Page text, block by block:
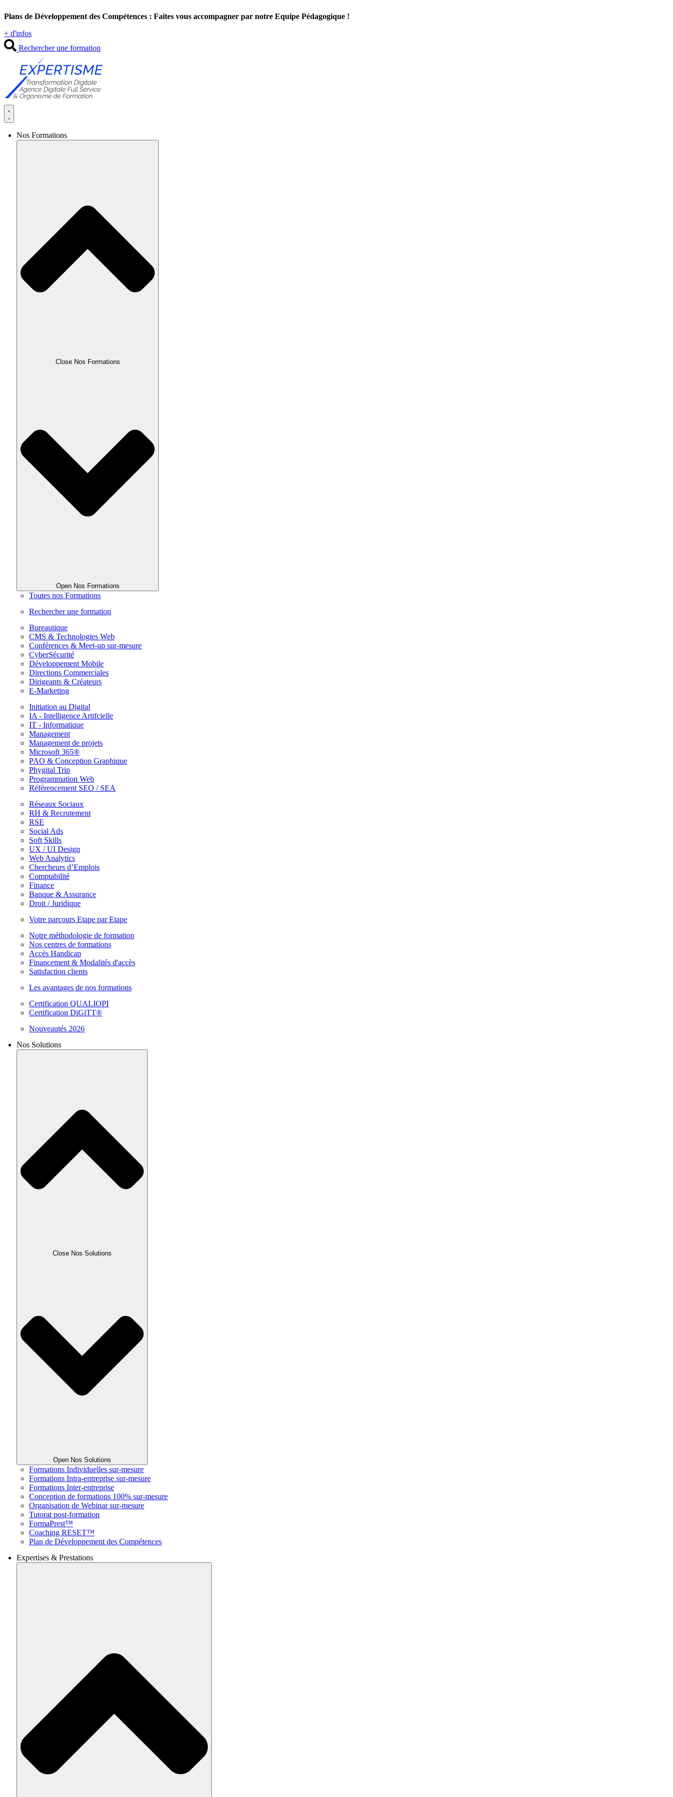
au
Plans de Développement des Compétences : Faites vous accompagner par notre Equipe Pédagogique !
+ d'infos
Rechercher une formation
Nos Formations
Close Nos Formations
Open Nos Formations
Toutes nos Formations
Rechercher une formation
Bureautique
CMS & Technologies Web
Conférences & Meet-up sur-mesure
CyberSécurité
Développement Mobile
Directions Commerciales
Dirigeants & Créateurs
E-Marketing
Initiation au Digital
IA - Intelligence Artifcielle
IT - Informatique
Management
Management de projets
Microsoft 365®
PAO & Conception Graphique
Phygital Trip
Programmation Web
Référencement SEO / SEA
Réseaux Sociaux
RH & Recrutement
RSE
Social Ads
Soft Skills
UX / UI Design
Web Analytics
Chercheurs d’Emplois
Comptabilité
Finance
Banque & Assurance
Droit / Juridique
Votre parcours Etape par Etape
Notre méthodologie de formation
Nos centres de formations
Accès Handicap
Financement & Modalités d'accès
Satisfaction clients
Les avantages de nos formations
Certification QUALIOPI
Certification DiGiTT®
Nouveautés 2026
Nos Solutions
Close Nos Solutions
Open Nos Solutions
Formations Individuelles sur-mesure
Formations Intra-entreprise sur-mesure
Formations Inter-entreprise
Conception de formations 100% sur-mesure
Organisation de Webinar sur-mesure
Tutorat post-formation
FormaPrest™
Coaching RESET™
Plan de Développement des Compétences
Expertises & Prestations